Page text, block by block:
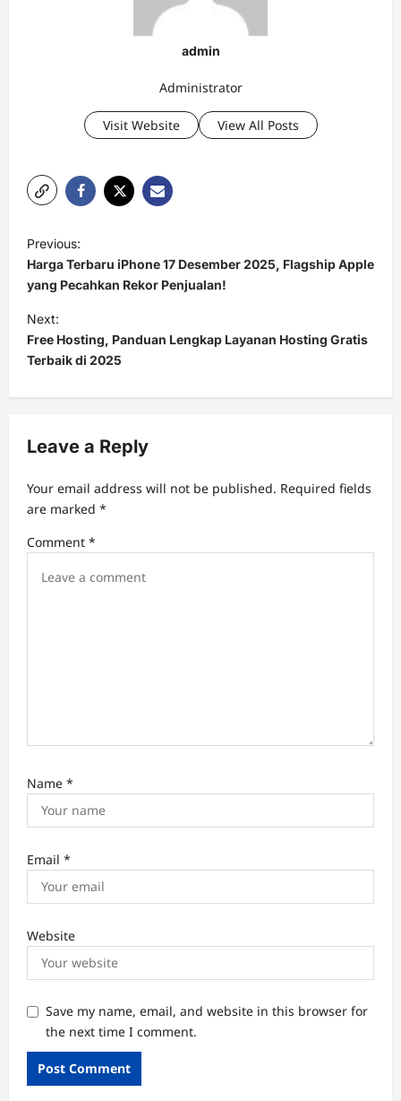
admin
Administrator
Visit Website View All Posts
o
s
t
n
a
v
g
a
t
i
Previous:
Harga Terbaru iPhone 17 Desember 2025, Flagship Apple
yang Pecahkan Rekor Penjualan!
Next:
Free Hosting, Panduan Lengkap Layanan Hosting Gratis
Terbaik di 2025
Leave a Reply
Your email address will not be published. Required fields
are marked *
Comment *
Name *
Email *
Website
Save my name, email, and website in this browser for
the next time I comment.